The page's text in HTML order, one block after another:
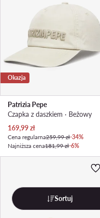
Okazja
Patrizia Pepe
Czapka z daszkiem · Beżowy
Aktualna cena
169,99zł
Cena regularna259,99 zł-34%
Najniższa cena181,99 zł-6%
Sortuj